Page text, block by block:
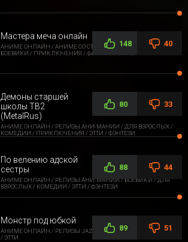
Мастера меча онлайн
АНИМЕ ОНЛАЙН / АНИМЕ СО СТОРОННЕЙ ОЗВУЧКОЙ /
БОЕВИКИ / ПРИКЛЮЧЕНИЯ / ФАНТАСТИКА / ФЭНТЕЗИ
148 40
Демоны старшей
школы ТВ2
(MetalRus)
АНИМЕ ОНЛАЙН / РЕЛИЗЫ АНИ-МАНИИ / ДЛЯ ВЗРОСЛЫХ /
КОМЕДИИ / ПРИКЛЮЧЕНИЯ / ЭТТИ / ФЭНТЕЗИ
80 33
По велению адской
сестры
АНИМЕ ОНЛАЙН / РЕЛИЗЫ АНИ-МАНИИ / БОЕВИКИ / ДЛЯ
ВЗРОСЛЫХ / КОМЕДИИ / ЭТТИ / ФЭНТЕЗИ
88 44
Монстр под юбкой
АНИМЕ ОНЛАЙН / РЕЛИЗЫ JAZZWAY ANIME / ДЛЯ ВЗРОСЛЫХ
/ ЭТТИ
89 51